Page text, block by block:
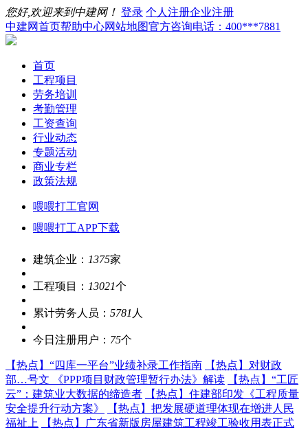
您好,欢迎来到中建网！ 登录 个人注册企业注册
中建网首页帮助中心网站地图官方咨询电话：400***7881
首页
工程项目
劳务培训
考勤管理
工资查询
行业动态
专题活动
商业专栏
政策法规
喂喂打工官网
喂喂打工APP下载
建筑企业： 1375家
工程项目： 13021个
累计劳务人员： 5781 人
今日注册用户： 75个
【热点】 “四库一平台”业绩补录工作指南 【热点】 对财政
部…号文 《PPP项目财政管理暂行办法》解读
【热点】 “工匠
云”：建筑业大数据的缔造者
【热点】 住建部印发《工程质量
安全提升行动方案》
【热点】 把发展硬道理体现在增进人民
福祉上
【热点】
广东省新版房屋建筑工程竣工验收用表正式